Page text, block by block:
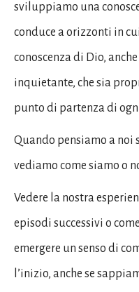
sviluppiamo una
conduce a orizzonti in
conoscenza di Dio,
inquietante, che sia
punto di partenza di
Quando pensiamo a noi
vediamo come siamo o
Vedere la nostra
episodi successivi o
emergere un senso di
l’inizio, anche se